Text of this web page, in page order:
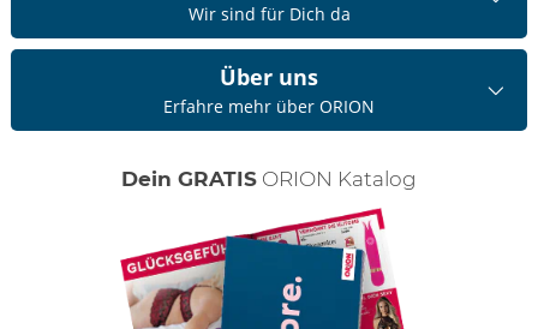
Wir sind für Dich da
Über uns
Erfahre mehr über ORION
Dein GRATIS ORION Katalog